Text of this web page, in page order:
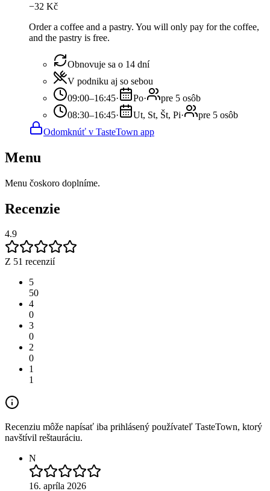
−32 Kč
Order a coffee and a pastry. You will only pay for the coffee,
and the pastry is free.
Obnovuje sa o 14 dní
V podniku aj so sebou
09:00–16:45· Po·
pre 5 osôb
08:30–16:45· Ut, St, Št, Pi·
pre 5 osôb
Odomknúť v TasteTown app
Menu
Menu čoskoro doplníme.
Recenzie
4.9
Z 51 recenzií
5
50
4
0
3
0
2
0
1
1
Recenziu môže napísať iba prihlásený používateľ TasteTown, ktorý
navštívil reštauráciu.
N
16. apríla 2026